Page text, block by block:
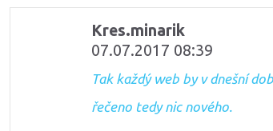
KomentářeKres.minarik
07.07.2017 08:39
Tak každý web by v dnešní
řečeno tedy nic nového.